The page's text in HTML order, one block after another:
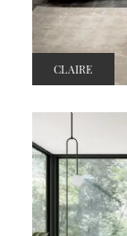
CLAIRE